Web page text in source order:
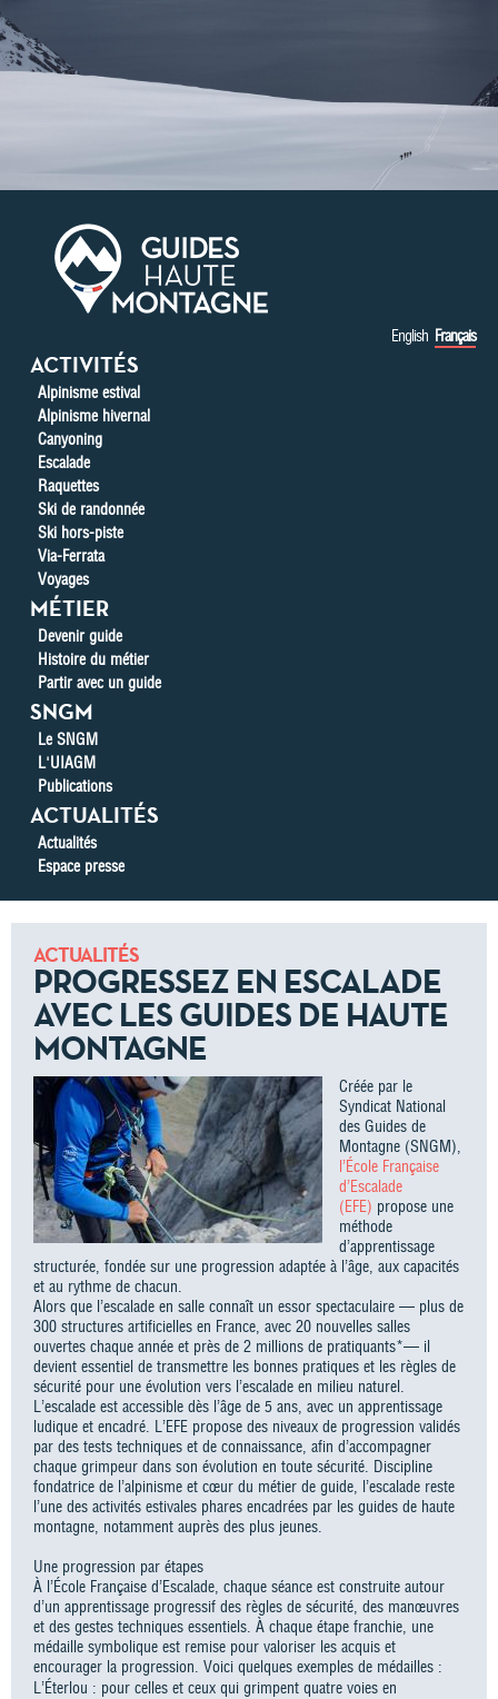
English Français
ACTIVITÉS
Alpinisme estival
Alpinisme hivernal
Canyoning
Escalade
Raquettes
Ski de randonnée
Ski hors-piste
Via-Ferrata
Voyages
MÉTIER
Devenir guide
Histoire du métier
Partir avec un guide
SNGM
Le SNGM
L'UIAGM
Publications
ACTUALITÉS
Actualités
Espace presse
ACTUALITÉS
PROGRESSEZ EN ESCALADE
AVEC LES GUIDES DE HAUTE
MONTAGNE
Créée par le
Syndicat National
des Guides de
Montagne (SNGM),
l’École Française
d’Escalade
(EFE) propose une
méthode
d’apprentissage
structurée, fondée sur une progression adaptée à l’âge, aux capacités
et au rythme de chacun.
Alors que l’escalade en salle connaît un essor spectaculaire — plus de
300 structures artificielles en France, avec 20 nouvelles salles
ouvertes chaque année et près de 2 millions de pratiquants*— il
devient essentiel de transmettre les bonnes pratiques et les règles de
sécurité pour une évolution vers l’escalade en milieu naturel.
L’escalade est accessible dès l’âge de 5 ans, avec un apprentissage
ludique et encadré. L’EFE propose des niveaux de progression validés
par des tests techniques et de connaissance, afin d’accompagner
chaque grimpeur dans son évolution en toute sécurité. Discipline
fondatrice de l’alpinisme et cœur du métier de guide, l’escalade reste
l’une des activités estivales phares encadrées par les guides de haute
montagne, notamment auprès des plus jeunes.
Une progression par étapes
À l’École Française d’Escalade, chaque séance est construite autour
d’un apprentissage progressif des règles de sécurité, des manœuvres
et des gestes techniques essentiels. À chaque étape franchie, une
médaille symbolique est remise pour valoriser les acquis et
encourager la progression. Voici quelques exemples de médailles :
L’Éterlou : pour celles et ceux qui grimpent quatre voies en